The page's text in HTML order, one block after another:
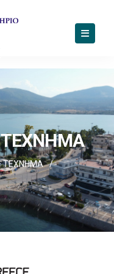
ΤΕΧΝΗΜΑ
ΤΕΧΝΗΜΑ /